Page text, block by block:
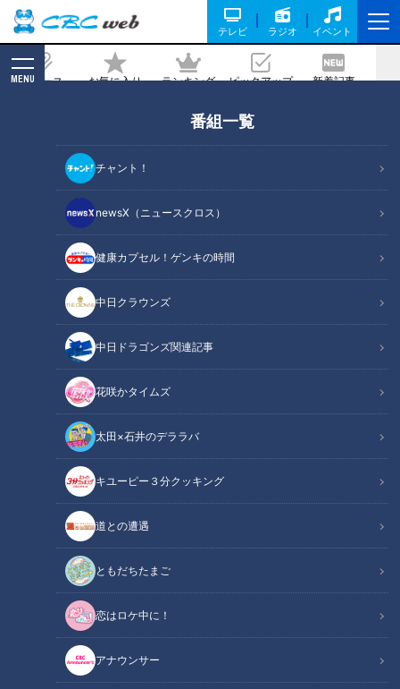
テレビ ラジオ イベント
ニュース お気に入り ランキング ピックアップ 新着記事
MENU
番組一覧
チャント！
newsX（ニュースクロス）
健康カプセル！ゲンキの時間
中日クラウンズ
中日ドラゴンズ関連記事
花咲かタイムズ
太田×石井のデララバ
キユーピー３分クッキング
道との遭遇
ともだちたまご
恋はロケ中に！
アナウンサー
4か月間の育休で気づいたこと
記事に戻る
CBCテレビ me:tone編集部 サンゲツ人事部・小川果林さん（写真
左）と営業課・加藤友章さん（写真右）
この記事の画像